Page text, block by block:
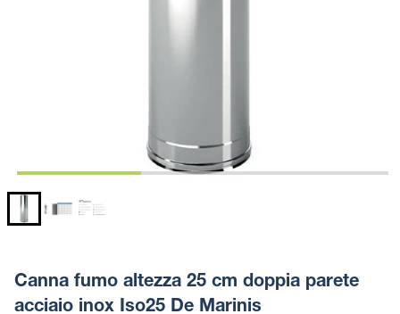
Canna fumo altezza 25 cm doppia parete
acciaio inox Iso25 De Marinis